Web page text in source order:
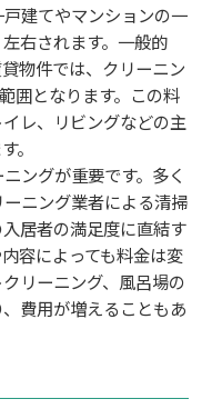
建てやマンションの一
右されます。一般的
物件では、クリーニン
囲となります。この料
レ、リビングなどの主
。
ングが重要です。多く
ニング業者による清掃
居者の満足度に直結す
容によっても料金は変
リーニング、風呂場の
費用が増えることもあ